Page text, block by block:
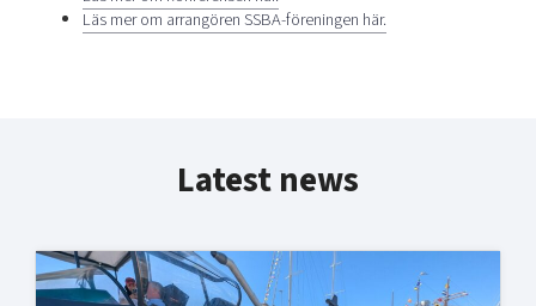
Läs mer om arrangören SSBA-föreningen här.
Latest news